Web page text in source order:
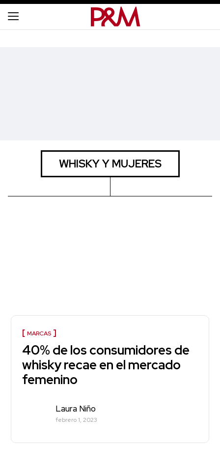
WHISKY Y MUJERES
MARCAS
40% de los consumidores de
whisky recae en el mercado
femenino
Laura Niño
febrero 1, 2023